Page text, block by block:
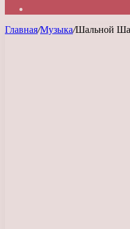
Главная/Музыка/Шальной